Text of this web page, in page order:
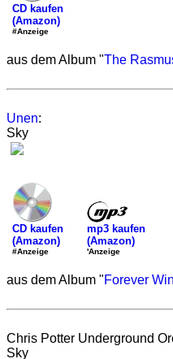
CD kaufen
(Amazon)
#Anzeige
aus dem Album "The
Unen:
Sky
CD kaufen
(Amazon)
#Anzeige
mp3 kaufen
(Amazon)
'Anzeige
aus dem Album "Forever
Chris Potter Underground
Sky